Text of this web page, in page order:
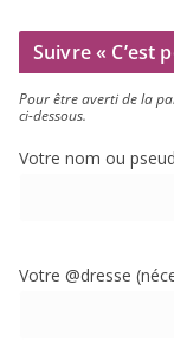
Suivre « C’est
Pour être aver­ti de la
ci-dessous.
Votre nom ou
Votre @dresse